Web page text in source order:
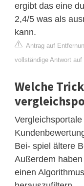
ergibt das eine
2,4/5 was als
kann.
Antrag auf
vollständige Antwort
Welche
Bei- spiel ältere
Außerdem
einen